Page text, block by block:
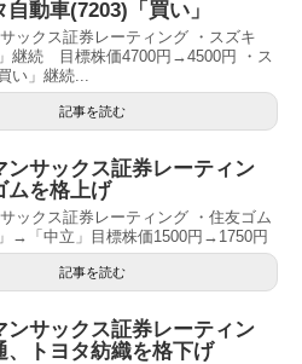
動車(7203)「買い」
ックス証券レーティング ・スズキ
継続 目標株価4700円→4500円 ・ス
い」継続...
記事を読む
ンサックス証券レーティン
ムを格上げ
ックス証券レーティング ・住友ゴム
→「中立」目標株価1500円→1750円
記事を読む
ンサックス証券レーティン
、トヨタ紡織を格下げ